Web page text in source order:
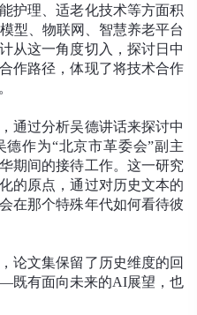
护理、适老化技术等方面积
型、物联网、智慧养老平台
从这一角度切入，探讨日中
作路径，体现了将技术合作
通过分析吴德讲话来探讨中
作为“北京市革委会”副主
期间的接待工作。这一研究
的原点，通过对历史文本的
在那个特殊年代如何看待彼
论文集保留了历史维度的回
既有面向未来的AI展望，也